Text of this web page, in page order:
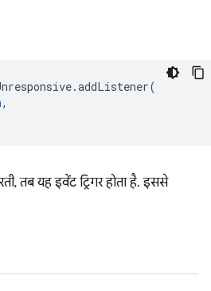
.addListener(
,
तब यह इवेंट ट्रिगर होता है. इससे